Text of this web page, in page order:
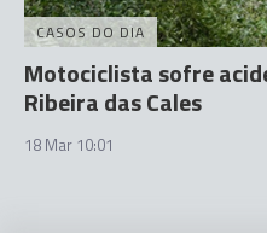
CASOS DO DIA
Motociclista sofre
Ribeira das Cales
18 Mar 10:01